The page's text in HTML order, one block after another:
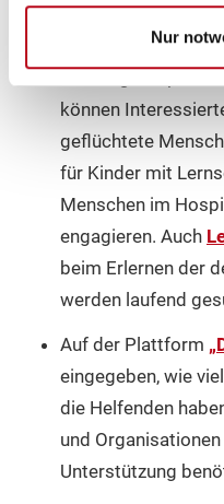
Nur
ehrenamtlich zu
bietet
können
geflüchtete
für Kinder mit
Menschen im
engagieren. Auch
beim Erlernen der
werden laufend
Auf der Plattform
eingegeben, wie
die Helfenden
und
Unterstützung